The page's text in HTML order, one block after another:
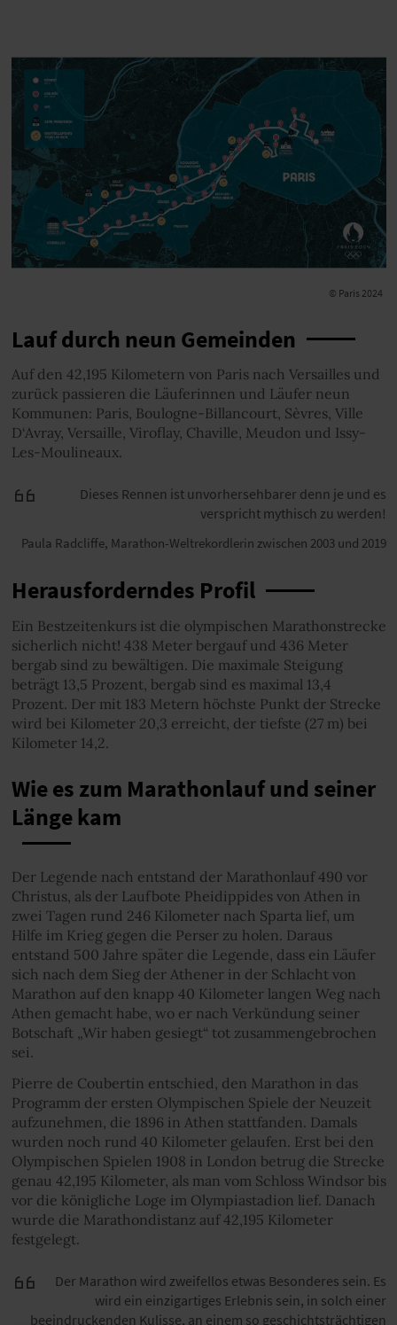
© Paris 2024
Lauf durch neun Gemeinden
Auf den 42,195 Kilometern von Paris nach Versailles und
zurück passieren die Läuferinnen und Läufer neun
Kommunen: Paris, Boulogne-Billancourt, Sèvres, Ville
D‘Avray, Versaille, Viroflay, Chaville, Meudon und Issy-
Les-Moulineaux.
Dieses Rennen ist unvorhersehbarer denn je und es
verspricht mythisch zu werden!
Paula Radcliffe, Marathon-Weltrekordlerin zwischen 2003 und 2019
Herausforderndes Profil
Ein Bestzeitenkurs ist die olympischen Marathonstrecke
sicherlich nicht! 438 Meter bergauf und 436 Meter
bergab sind zu bewältigen. Die maximale Steigung
beträgt 13,5 Prozent, bergab sind es maximal 13,4
Prozent. Der mit 183 Metern höchste Punkt der Strecke
wird bei Kilometer 20,3 erreicht, der tiefste (27 m) bei
Kilometer 14,2.
Wie es zum Marathonlauf und seiner
Länge kam
Der Legende nach entstand der Marathonlauf 490 vor
Christus, als der Laufbote Pheidippides von Athen in
zwei Tagen rund 246 Kilometer nach Sparta lief, um
Hilfe im Krieg gegen die Perser zu holen. Daraus
entstand 500 Jahre später die Legende, dass ein Läufer
sich nach dem Sieg der Athener in der Schlacht von
Marathon auf den knapp 40 Kilometer langen Weg nach
Athen gemacht habe, wo er nach Verkündung seiner
Botschaft „Wir haben gesiegt“ tot zusammengebrochen
sei.
Pierre de Coubertin entschied, den Marathon in das
Programm der ersten Olympischen Spiele der Neuzeit
aufzunehmen, die 1896 in Athen stattfanden. Damals
wurden noch rund 40 Kilometer gelaufen. Erst bei den
Olympischen Spielen 1908 in London betrug die Strecke
genau 42,195 Kilometer, als man vom Schloss Windsor bis
vor die königliche Loge im Olympiastadion lief. Danach
wurde die Marathondistanz auf 42,195 Kilometer
festgelegt.
Der Marathon wird zweifellos etwas Besonderes sein. Es
wird ein einzigartiges Erlebnis sein, in solch einer
beeindruckenden Kulisse, an einem so geschichtsträchtigen